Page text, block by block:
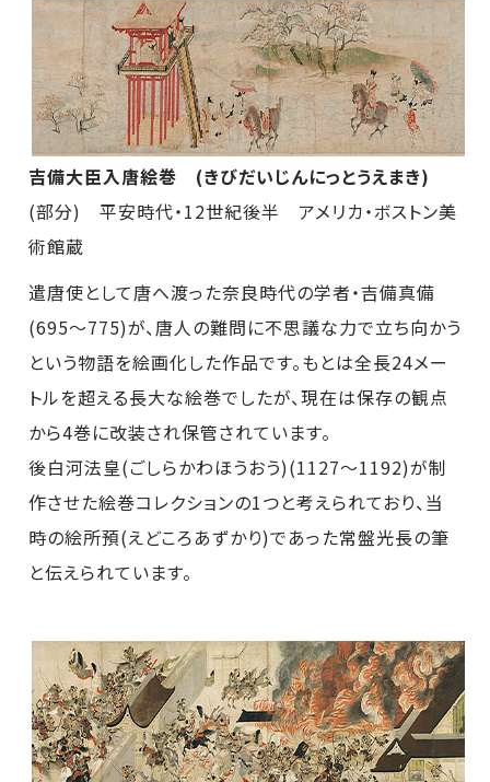
吉備大臣入唐絵巻 (きびだいじんにっとうえまき)
(部分) 平安時代・12世紀後半 アメリカ・ボストン美
術館蔵
遣唐使として唐へ渡った奈良時代の学者・吉備真備
(695～775)が、唐人の難問に不思議な力で立ち向かう
という物語を絵画化した作品です。もとは全長24メー
トルを超える長大な絵巻でしたが、現在は保存の観点
から4巻に改装され保管されています。
後白河法皇(ごしらかわほうおう)(1127～1192)が制
作させた絵巻コレクションの1つと考えられており、当
時の絵所預(えどころあずかり)であった常盤光長の筆
と伝えられています。